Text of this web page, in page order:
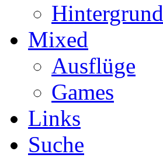
Hintergrund
Mixed
Ausflüge
Games
Links
Suche